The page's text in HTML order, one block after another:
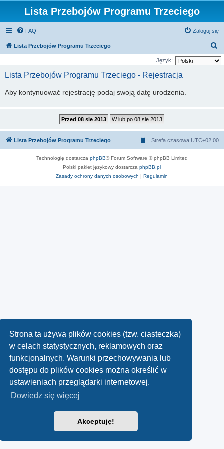
Strona ta używa plików cookies (tzw. ciasteczka)
w celach statystycznych, reklamowych oraz
funkcjonalnych. Warunki przechowywania lub
dostępu do plików cookies można określić w
ustawieniach przeglądarki internetowej.
Dowiedz się więcej
Akceptuję!
Lista Przebojów Programu Trzeciego
FAQ Zaloguj się
Lista Przebojów Programu Trzeciego
z
Język:
Lista Przebojów Programu Trzeciego - Rejestracja
Aby kontynuować rejestrację podaj swoją datę urodzenia.
Lista Przebojów Programu Trzeciego Strefa czasowa UTC+02:00
Technologię dostarcza phpBB® Forum Software © phpBB Limited
Polski pakiet językowy dostarcza phpBB.pl
Zasady ochrony danych osobowych
Regulamin